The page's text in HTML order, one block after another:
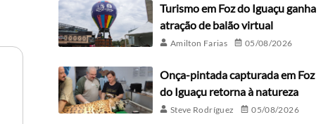
Turismo em Foz do Iguaçu ganha
atração de balão virtual
Amilton Farias 05/08/2026
Onça-pintada capturada em Foz
do Iguaçu retorna à natureza
Steve Rodríguez 05/08/2026